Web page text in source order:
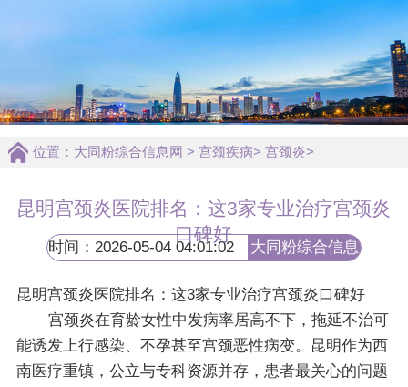
位置： 大同粉综合信息网 > 宫颈疾病> 宫颈炎>
昆明宫颈炎医院排名：这3家专业治疗宫颈炎
口碑好
时间：2026-05-04 04:01:02
大同粉综合信息
昆明宫颈炎医院排名：这3家专业治疗宫颈炎口碑好
宫颈炎在育龄女性中发病率居高不下，拖延不治可
能诱发上行感染、不孕甚至宫颈恶性病变。昆明作为西
南医疗重镇，公立与专科资源并存，患者最关心的问题